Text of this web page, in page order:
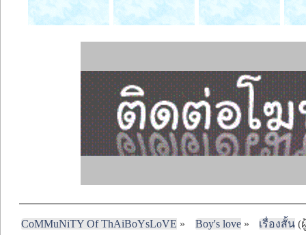
CoMMuNiTY Of ThAiBoYsLoVE » Boy's love» เรื่องสั้น(